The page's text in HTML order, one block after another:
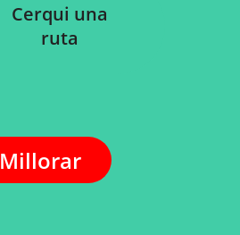
Cerqui una
ruta
Millorar